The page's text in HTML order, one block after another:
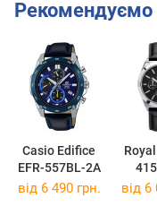
Рекомендуємо
Casio Edifice
EFR-557BL-2A
від 6 490 грн. від 6